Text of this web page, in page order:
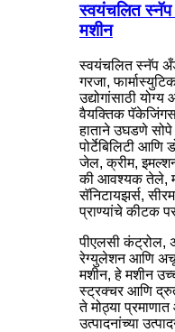
स्वयंचलित
मशीन
स्वयंचलित स्नॅप
गरजा,
उद्योगांसाठी
वैयक्तिक
हाताने उघडणे
पोर्टेबिलिटी
जेल, क्रीम,
की आवश्यक तेले,
सॅनिटायझर्स,
प्राण्यांचे कीटक
पीएलसी कंट्रोल,
रेग्युलेशन आणि
मशीन, हे मशीन
स्ट्रक्चर आणि
ते मोठ्या
उत्पादनांच्या